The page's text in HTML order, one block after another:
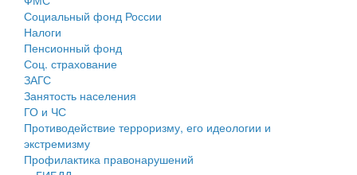
Антимонопольный комплаенс
Противодействие коррупции
Муниципальные программы
Контрольно-счетная палата
Персональные данные
Оценка регулирующего воздействия
Деятельность МУ
Нормативы градостроительного проектирования
Социальный фонд России
Налоги
Пенсионный фонд
Соц. страхование
ЗАГС
Занятость населения
ГО и ЧС
Противодействие терроризму, его идеологии и
экстремизму
Профилактика правонарушений